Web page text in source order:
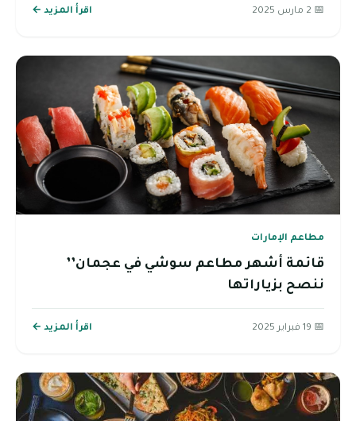
📅 2 مارس 2025 اقرأ المزيد ←
مطاعم الإمارات
قائمة أشهر مطاعم سوشي في عجمان’’
ننصح بزياراتها
📅 19 فبراير 2025 اقرأ المزيد ←